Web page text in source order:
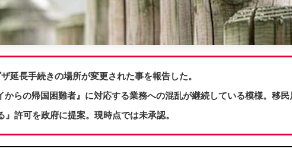
延長手続きの場所が変更された事を報告した。
からの帰国困難者』に対応する業務への混乱が継続している模様。移民
』許可を政府に提案。現時点では未承認。